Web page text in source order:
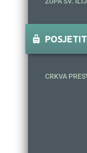
CRKVA